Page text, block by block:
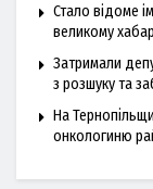
Стало відоме
великому
Затримали
з розшуку та
На
онкологиню